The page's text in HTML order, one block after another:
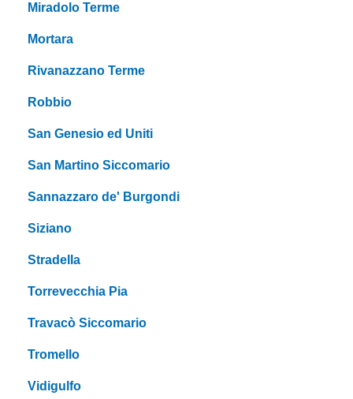
Miradolo Terme
Mortara
Rivanazzano Terme
Robbio
San Genesio ed Uniti
San Martino Siccomario
Sannazzaro de' Burgondi
Siziano
Stradella
Torrevecchia Pia
Travacò Siccomario
Tromello
Vidigulfo